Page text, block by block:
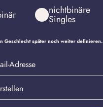
nichtbinäre
Singles
Geschlecht später noch weiter definieren.